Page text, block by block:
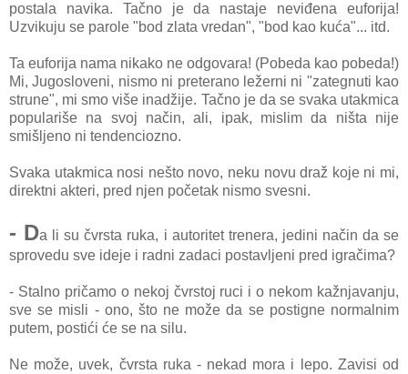
postala navika. Tačno je da nastaje neviđena euforija!
Uzvikuju se parole "bod zlata vredan", "bod kao kuća"... itd.
Ta euforija nama nikako ne odgovara! (Pobeda kao pobeda!)
Mi, Jugosloveni, nismo ni preterano ležerni ni "zategnuti kao
strune", mi smo više inadžije. Tačno je da se svaka utakmica
populariše na svoj način, ali, ipak, mislim da ništa nije
smišljeno ni tendenciozno.
Svaka utakmica nosi nešto novo, neku novu draž koje ni mi,
direktni akteri, pred njen početak nismo svesni.
- Da li su čvrsta ruka, i autoritet trenera, jedini način da se
sprovedu sve ideje i radni zadaci postavljeni pred igračima?
- Stalno pričamo o nekoj čvrstoj ruci i o nekom kažnjavanju,
sve se misli - ono, što ne može da se postigne normalnim
putem, postići će se na silu.
Ne može, uvek, čvrsta ruka - nekad mora i lepo. Zavisi od